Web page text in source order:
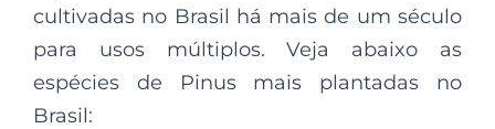
cultivadas no Brasil há mais de um século
para usos múltiplos. Veja abaixo as
espécies de Pinus mais plantadas no
Brasil: